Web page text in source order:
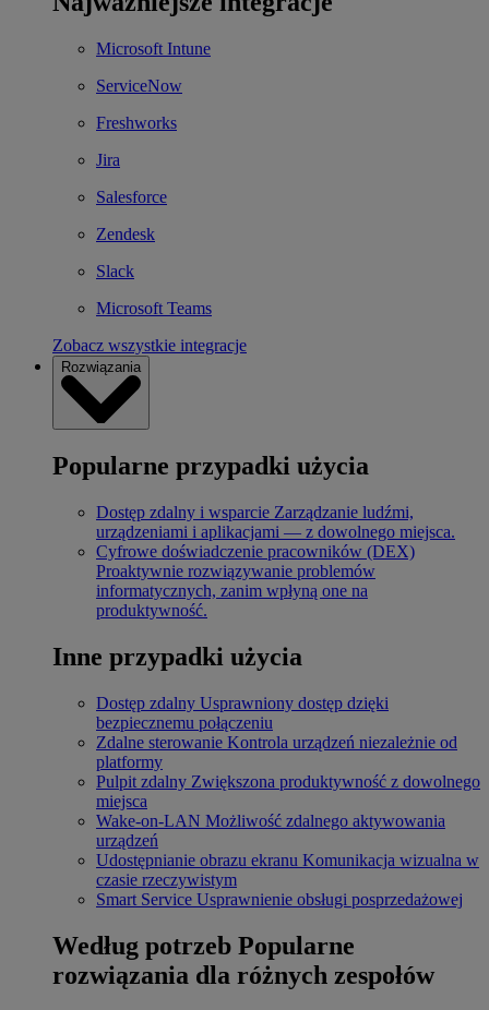
Microsoft Intune
ServiceNow
Freshworks
Jira
Salesforce
Zendesk
Slack
Microsoft Teams
Zobacz wszystkie integracje
Rozwiązania
Popularne przypadki użycia
Dostęp zdalny i wsparcie Zarządzanie ludźmi,
urządzeniami i aplikacjami — z dowolnego miejsca.
Cyfrowe doświadczenie pracowników (DEX)
Proaktywnie rozwiązywanie problemów
informatycznych, zanim wpłyną one na
produktywność.
Inne przypadki użycia
Dostęp zdalny Usprawniony dostęp dzięki
bezpiecznemu połączeniu
Zdalne sterowanie Kontrola urządzeń niezależnie od
platformy
Pulpit zdalny Zwiększona produktywność z dowolnego
miejsca
Wake-on-LAN Możliwość zdalnego aktywowania
urządzeń
Udostępnianie obrazu ekranu Komunikacja wizualna w
czasie rzeczywistym
Smart Service Usprawnienie obsługi posprzedażowej
Według potrzeb Popularne
rozwiązania dla różnych zespołów